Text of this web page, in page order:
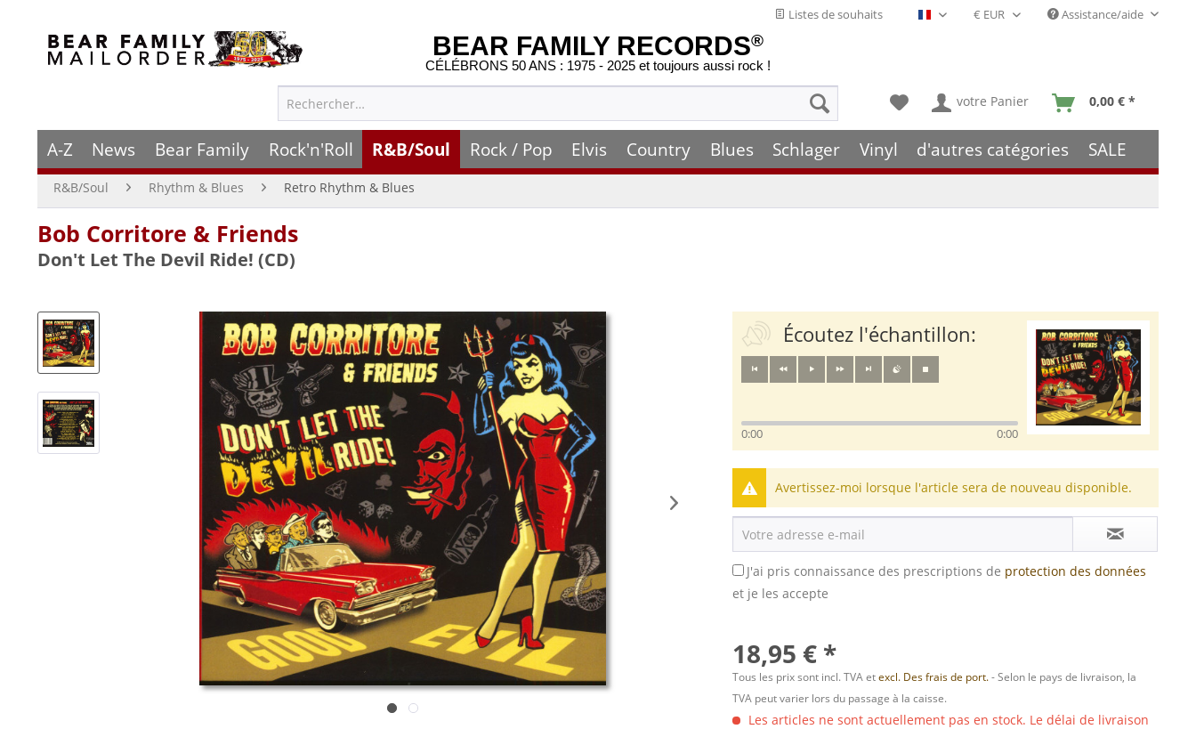
Listes de souhaits Français- FR Assistance/aide
BEAR FAMILY RECORDS®
CÉLÉBRONS 50 ANS : 1975 - 2025 et toujours aussi rock !
votre Panier 0,00 € *
A-Z News Bear Family Rock'n'Roll R&B/Soul Rock / Pop Elvis Country Blues Schlager Vinyl d'autres catégories SALE
R&B/Soul Rhythm & Blues Retro Rhythm & Blues
Bob Corritore & Friends
Don't Let The Devil Ride! (CD)
Écoutez l'échantillon:
0:00 0:00
Avertissez-moi lorsque l'article sera de nouveau disponible.
J'ai pris connaissance des prescriptions de protection des données
et je les accepte
18,95 € *
Tous les prix sont incl. TVA etexcl. Des frais de port.- Selon le pays de livraison, la
TVA peut varier lors du passage à la caisse.
Les articles ne sont actuellement pas en stock. Le délai de livraison